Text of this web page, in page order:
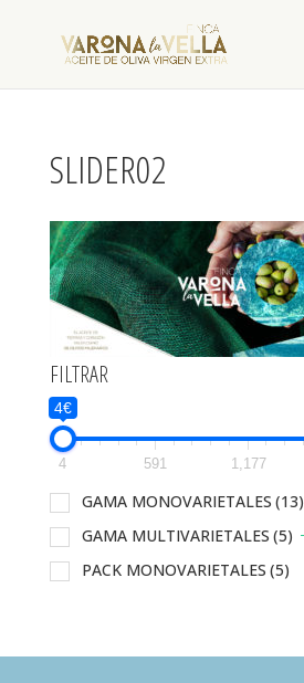
SLIDER02
FILTRAR
4€
4 591 1,177
GAMA MONOVARIETALES (13)
GAMA MULTIVARIETALES (5)
PACK MONOVARIETALES (5)